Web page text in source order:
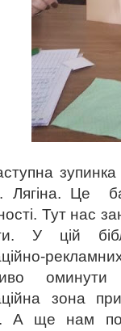
Лягіна. Це
Тут нас
У цій
оминути
зона
А ще нам